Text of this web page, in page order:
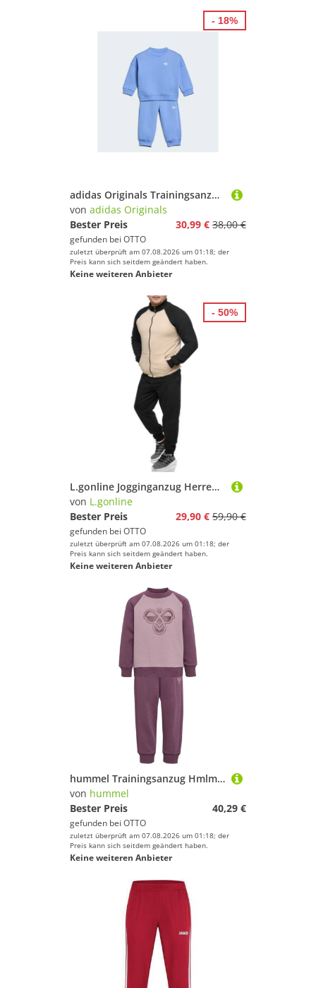
adidas Originals Trainingsanzug CREW JOG SET (2-tlg), für Babys, mit 2 Teilen, aus Baumwolle
von adidas Originals
Bester Preis
30,99 € 38,00 €
gefunden bei OTTO
zuletzt überprüft am 07.08.2026 um 01:18; der
Preis kann sich seitdem geändert haben.
Keine weiteren Anbieter
- 18%
L.gonline Jogginganzug Herren Trainingsanzug Freizeitanzug ohne Kapuze 500A (2-tlg., Zipperjacke und Hose), Fitness Freizeit Casual
von L.gonline
Bester Preis
29,90 € 59,90 €
gefunden bei OTTO
zuletzt überprüft am 07.08.2026 um 01:18; der
Preis kann sich seitdem geändert haben.
Keine weiteren Anbieter
- 50%
hummel Trainingsanzug Hmlmini Reg Bumble Set
von hummel
Bester Preis
40,29 €
gefunden bei OTTO
zuletzt überprüft am 07.08.2026 um 01:18; der
Preis kann sich seitdem geändert haben.
Keine weiteren Anbieter